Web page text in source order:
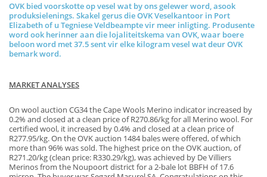
OVK bied voorskotte op vesel wat by ons gelewer word, asook
produksielenings. Skakel gerus die OVK Veselkantoor in Port
Elizabeth of u Tegniese Veldbeampte vir meer inligting. Produsente
word ook herinner aan die lojaliteitskema van OVK, waar boere
beloon word met 37.5 sent vir elke kilogram vesel wat deur OVK
bemark word.
MARKET ANALYSES
On wool auction CG34 the Cape Wools Merino indicator increased by
0.2% and closed at a clean price of R270.86/kg for all Merino wool. For
certified wool, it increased by 0.4% and closed at a clean price of
R277.95/kg. On the OVK auction 1484 bales were offered, of which
more than 96% was sold. The highest price on the OVK auction, of
R271.20/kg (clean price: R330.29/kg), was achieved by De Villiers
Merinos from the Noupoort district for a 2-bale lot BBFH of 17.6